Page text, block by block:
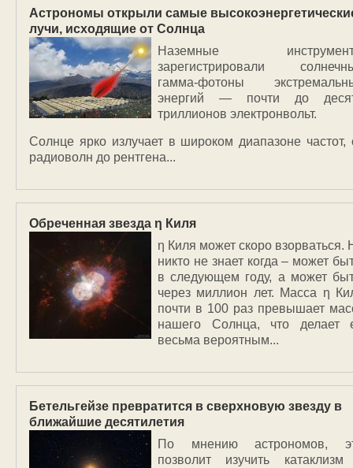
Астрономы открыли самые
лучи, исходящие от Солнца
Наземные
зарегистрировали
гамма-фотоны
энергий — почти до
триллионов электронвольт.
Солнце ярко излучает в широком диапазоне частот,
радиоволн до рентгена...
Обреченная звезда η Киля
η Киля может скоро взорваться.
никто не знает когда – может
в следующем году, а может
через миллион лет. Масса η
почти в 100 раз превышает
нашего Солнца, что делает
весьма вероятным...
Бетельгейзе превратится в сверхновую звезду в
ближайшие десятилетия
По мнению астрономов,
позволит изучить